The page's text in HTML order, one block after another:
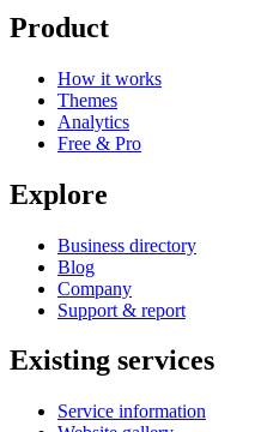
Product
How it works
Themes
Analytics
Free & Pro
Explore
Business directory
Blog
Company
Support & report
Existing services
Service information